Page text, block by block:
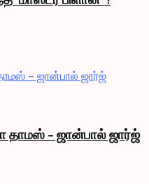
– ஜான்பால் ஜார்ஜ்